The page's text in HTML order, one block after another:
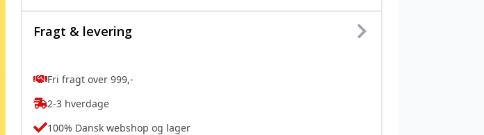
Fragt & levering
Fri fragt over 999,-
2-3 hverdage
100% Dansk webshop og lager